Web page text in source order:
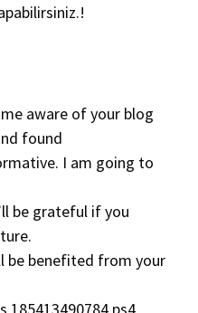
aware of your blog
found
I am going to
be grateful if you
be benefited from your
185413490784 ps4